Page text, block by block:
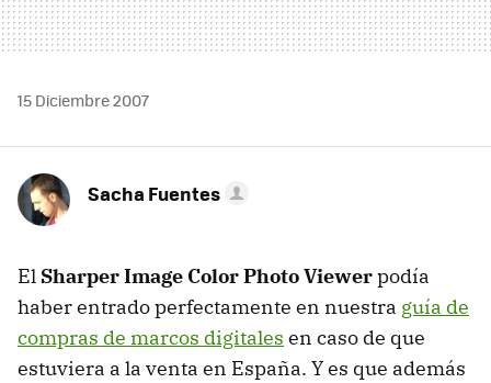
15 Diciembre 2007
Sacha Fuentes
El Sharper Image Color Photo Viewerpodía
haber entrado perfectamente en nuestra guía de
compras de marcos digitales en caso de que
estuviera a la venta en España. Y es que además